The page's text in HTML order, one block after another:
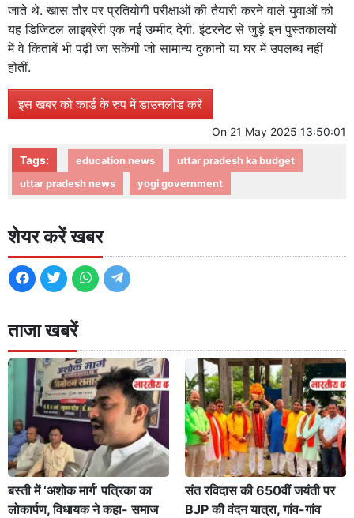
जाते थे. खास तौर पर प्रतियोगी परीक्षाओं की तैयारी करने वाले युवाओं को
यह डिजिटल लाइब्रेरी एक नई उम्मीद देगी. इंटरनेट से जुड़े इन पुस्तकालयों
में वे किताबें भी पढ़ी जा सकेंगी जो सामान्य दुकानों या घर में उपलब्ध नहीं
होतीं.
इस खबर को कार्ड के रुप में डाउनलोड करें
On 21 May 2025 13:50:01
Tags: education news
uttar pradesh ka budget
uttar pradesh news
yogi government
शेयर करें खबर
ताजा खबरें
बस्ती में ‘अशोक मार्ग’ पत्रिका का
लोकार्पण, विधायक ने कहा- समाज
संत रविदास की 650वीं जयंती पर
BJP की वंदन यात्रा, गांव-गांव